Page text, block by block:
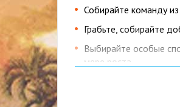
Собирайте команду
Грабьте, собирайте
Выбирайте особые
мере роста
Решите судьбу